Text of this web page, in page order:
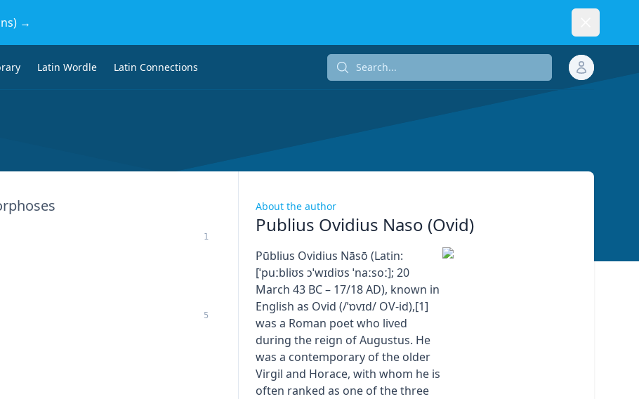
→
Latin Wordle Latin Connections Search...
1
5
About the author
Publius Ovidius Naso (Ovid)
Pūblius Ovidius Nāsō (Latin:
[ˈpuːbliʊs ɔˈwɪdiʊs ˈnaːsoː]; 20
March 43 BC – 17/18 AD), known in
English as Ovid (/ˈɒvɪd/ OV-id),[1]
was a Roman poet who lived
during the reign of Augustus. He
was a contemporary of the older
Virgil and Horace, with whom he is
often ranked as one of the three